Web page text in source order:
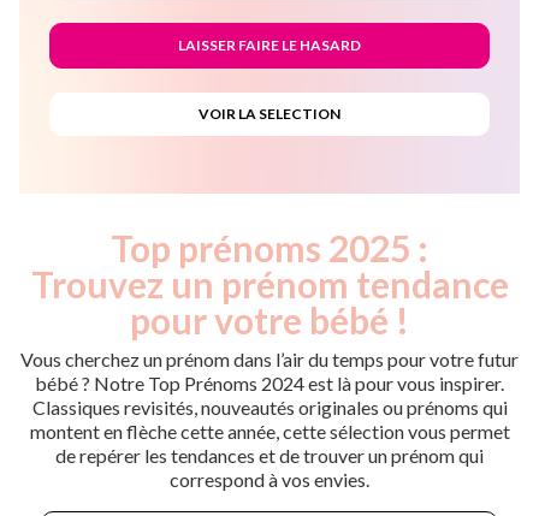
Top prénoms 2025 :
Trouvez un prénom tendance
pour votre bébé !
Vous cherchez un prénom dans l’air du temps pour votre futur
bébé ? Notre Top Prénoms 2024 est là pour vous inspirer.
Classiques revisités, nouveautés originales ou prénoms qui
montent en flèche cette année, cette sélection vous permet
de repérer les tendances et de trouver un prénom qui
correspond à vos envies.